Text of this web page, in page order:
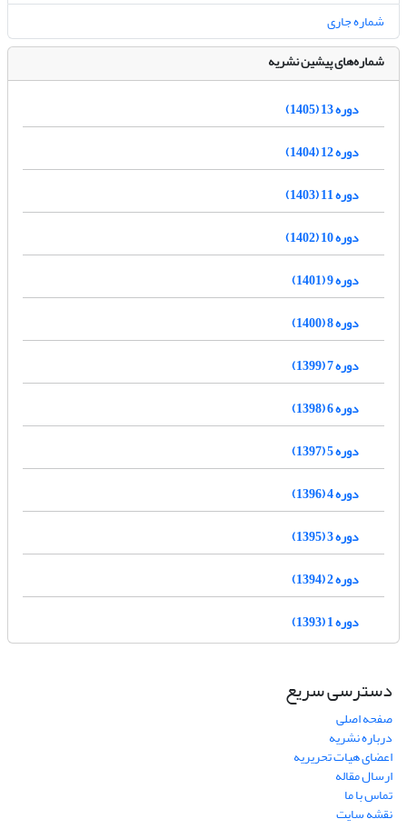
شماره جاری
شماره‌های پیشین نشریه
دوره 13 (1405)
دوره 12 (1404)
دوره 11 (1403)
دوره 10 (1402)
دوره 9 (1401)
دوره 8 (1400)
دوره 7 (1399)
دوره 6 (1398)
دوره 5 (1397)
دوره 4 (1396)
دوره 3 (1395)
دوره 2 (1394)
دوره 1 (1393)
دسترسی سریع
صفحه اصلی
درباره نشریه
اعضای هیات تحریریه
ارسال مقاله
تماس با ما
نقشه سایت